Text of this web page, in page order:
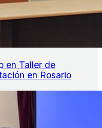
en Taller de
en Rosario